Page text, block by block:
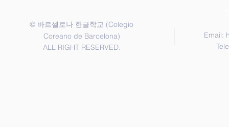
© 바르셀로나 한글학교 (Colegio
Coreano de Barcelona)
ALL RIGHT RESERVED.
Email: